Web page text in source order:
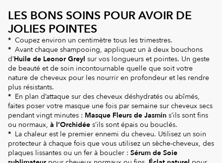
LES BONS SOINS POUR AVOIR DE
JOLIES POINTES
* Coupez environ un centimètre tous les trimestres.
* Avant chaque shampooing, appliquez un à deux bouchons
d’Huile de Leonor Greyl sur vos longueurs et pointes. Un geste
de beauté et de soin incontournable quelle que soit votre
nature de cheveux pour les nourrir en profondeur et les rendre
plus résistants.
* En plan d’attaque sur des cheveux déshydratés ou abîmés,
faites poser votre masque une fois par semaine sur cheveux secs
pendant vingt minutes : Masque Fleurs de Jasmin s’ils sont fins
ou normaux, à l’Orchidée s’ils sont épais ou bouclés.
* La chaleur est le premier ennemi du cheveu. Utilisez un soin
protecteur à chaque fois que vous utilisez un sèche-cheveux, des
plaques lissantes ou un fer à boucler : Sérum de Soie